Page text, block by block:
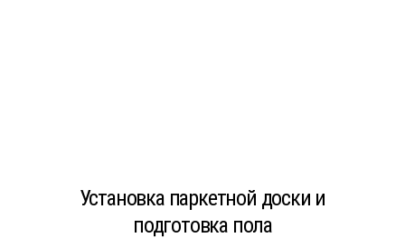
Установка паркетной доски и
подготовка пола